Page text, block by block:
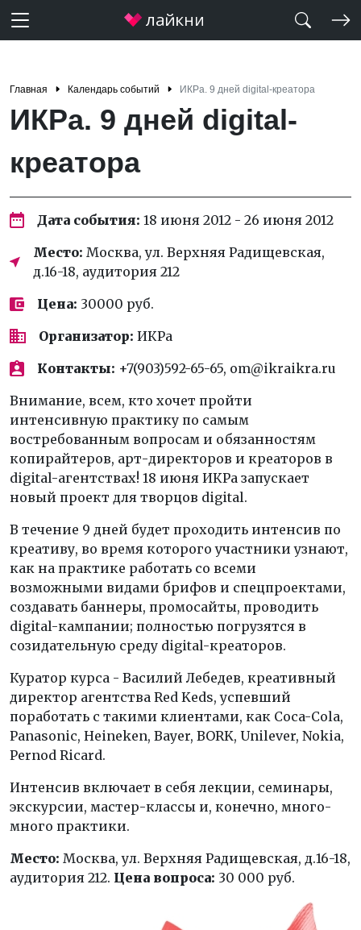
Главная Календарь событий ИКРа. 9 дней digital-креатора
ИКРа. 9 дней digital-
креатора
Дата события: 18 июня 2012 - 26 июня 2012
Место: Москва, ул. Верхняя Радищевская,
д.16-18, аудитория 212
Цена: 30000 руб.
Организатор: ИКРа
Контакты: +7(903)592-65-65, om@ikraikra.ru
Внимание, всем, кто хочет пройти
интенсивную практику по самым
востребованным вопросам и обязанностям
копирайтеров, арт-директоров и креаторов в
digital-агентствах! 18 июня ИКРа запускает
новый проект для творцов digital.
В течение 9 дней будет проходить интенсив по
креативу, во время которого участники узнают,
как на практике работать со всеми
возможными видами брифов и спецпроектами,
создавать баннеры, промосайты, проводить
digital-кампании; полностью погрузятся в
созидательную среду digital-креаторов.
Куратор курса - Василий Лебедев, креативный
директор агентства Red Keds, успевший
поработать с такими клиентами, как Coca-Cola,
Panasonic, Heineken, Bayer, BORK, Unilever, Nokia,
Pernod Ricard.
Интенсив включает в себя лекции, семинары,
экскурсии, мастер-классы и, конечно, много-
много практики.
Место: Москва, ул. Верхняя Радищевская, д.16-18,
аудитория 212. Цена вопроса: 30 000 руб.